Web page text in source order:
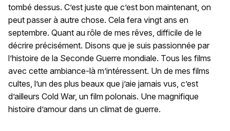
tombé dessus. C’est juste que c’est bon maintenant, on
peut passer à autre chose. Cela fera vingt ans en
septembre. Quant au rôle de mes rêves, difficile de le
décrire précisément. Disons que je suis passionnée par
l’histoire de la Seconde Guerre mondiale. Tous les films
avec cette ambiance-là m’intéressent. Un de mes films
cultes, l’un des plus beaux que j’aie jamais vus, c’est
d’ailleurs Cold War, un film polonais. Une magnifique
histoire d’amour dans un climat de guerre.